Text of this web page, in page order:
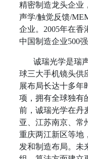
精密制造龙头企业
声学/触觉反馈/
企业。2005年在香
中国制造企业500强
诚瑞光学是瑞
球三大手机镜头供
展布局长达十多年
项，拥有全球独有
前，诚瑞光学在丹
亚、江苏南京、常
重庆两江新区等地
发和制造布局。未